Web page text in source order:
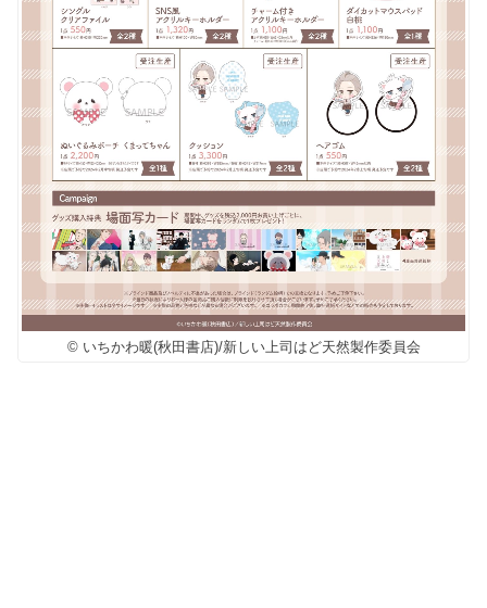
© いちかわ暖(秋田書店)/新しい上司はど天然製作委員会